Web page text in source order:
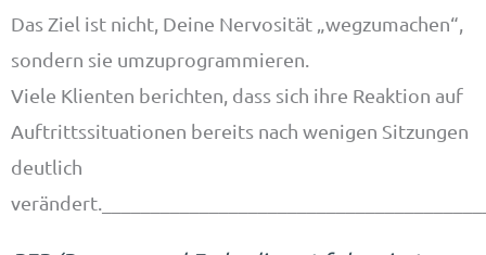
Das Ziel ist nicht, Deine Nervosität „wegzumachen“,
sondern sie umzuprogrammieren.
Viele Klienten berichten, dass sich ihre Reaktion auf
Auftrittssituationen bereits nach wenigen Sitzungen
deutlich